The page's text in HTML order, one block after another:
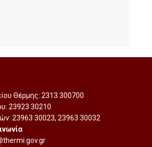
Θέρμης: 2313 300700
23923 30210
23963 30023, 23963 30032